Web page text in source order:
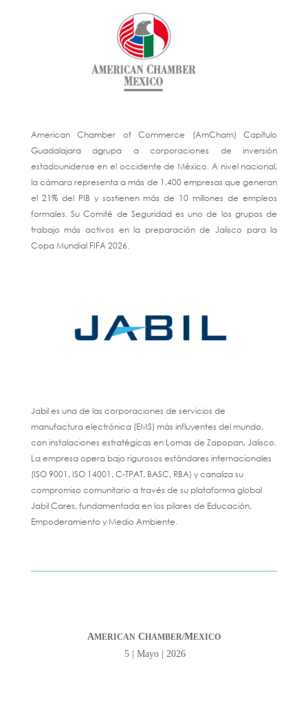
American Chamber of Commerce (AmCham) Capítulo
Guadalajara agrupa a corporaciones de inversión
estadounidense en el occidente de México. A nivel nacional,
la cámara representa a más de 1,400 empresas que generan
el 21% del PIB y sostienen más de 10 millones de empleos
formales. Su Comité de Seguridad es uno de los grupos de
trabajo más activos en la preparación de Jalisco para la
Copa Mundial FIFA 2026.
Jabil es una de las corporaciones de servicios de
manufactura electrónica (EMS) más influyentes del mundo,
con instalaciones estratégicas en Lomas de Zapopan, Jalisco.
La empresa opera bajo rigurosos estándares internacionales
(ISO 9001, ISO 14001, C-TPAT, BASC, RBA) y canaliza su
compromiso comunitario a través de su plataforma global
Jabil Cares, fundamentada en los pilares de Educación,
Empoderamiento y Medio Ambiente.
AMERICANCHAMBER/MEXICO
5 | Mayo | 2026